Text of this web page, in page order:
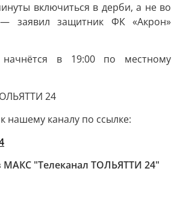
включиться в дерби, а не во
заявил защитник ФК «Акрон»
в 19:00 по местному
24
нашему каналу по ссылке:
МАКС "Телеканал ТОЛЬЯТТИ 24"